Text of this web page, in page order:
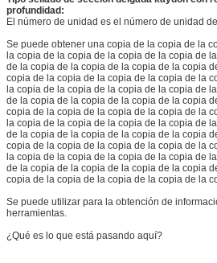
profundidad:
El número de unidad es el número de unidad
Se puede obtener una copia de la copia de la
la copia de la copia de la copia de la copia de
de la copia de la copia de la copia de la copia
copia de la copia de la copia de la copia de la
la copia de la copia de la copia de la copia de
de la copia de la copia de la copia de la copia
copia de la copia de la copia de la copia de la
la copia de la copia de la copia de la copia de
de la copia de la copia de la copia de la copia
copia de la copia de la copia de la copia de la
la copia de la copia de la copia de la copia de
de la copia de la copia de la copia de la copia
copia de la copia de la copia de la copia de la
Se puede utilizar para la obtención de
herramientas.
¿Qué es lo que está pasando aquí?